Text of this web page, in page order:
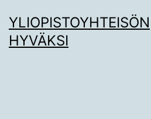
sisältöön
YLIOPISTOYHTEISÖN
HYVÄKSI